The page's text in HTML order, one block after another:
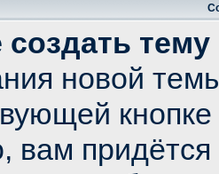
создать
новой
вам придётся